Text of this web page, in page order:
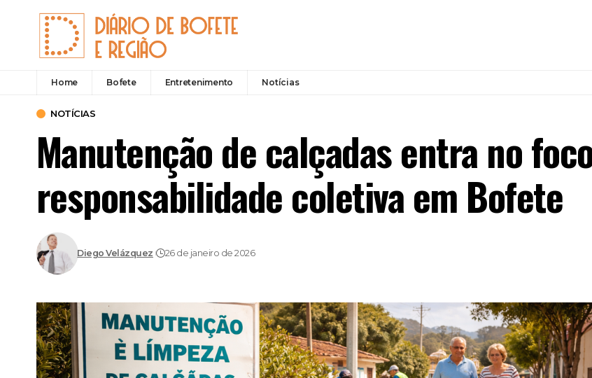
Home Bofete Entretenimento Notícias
NOTÍCIAS
Manutenção de calçadas entra no
responsabilidade coletiva em Bofete
Diego Velázquez 26 de janeiro de 2026